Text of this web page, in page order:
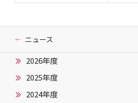
ニュース
2026年度
2025年度
2024年度